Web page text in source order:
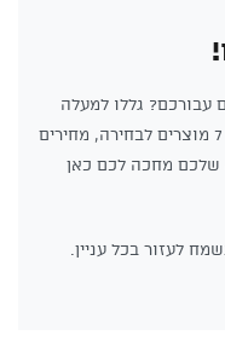
עבורכם? גללו למעלה
וגלו את המבחר המרשים שלנו. עם מעל 7 מוצרים לבחירה, מחירים
שלכם מחכה לכם כאן
לעזור בכל עניין.